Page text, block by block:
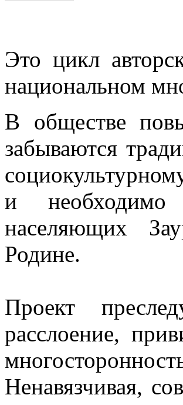
Это цикл
национальном
В обществе
забываются
и необходимо
населяющих
Родине.
Проект
расслоение,
Ненавязчивая,